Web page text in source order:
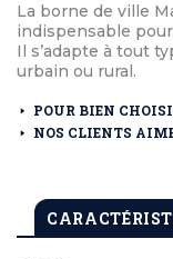
La borne de ville
indispensable
Il s’adapte à tout
urbain ou rural.
POUR BIEN
NOS CLIENTS